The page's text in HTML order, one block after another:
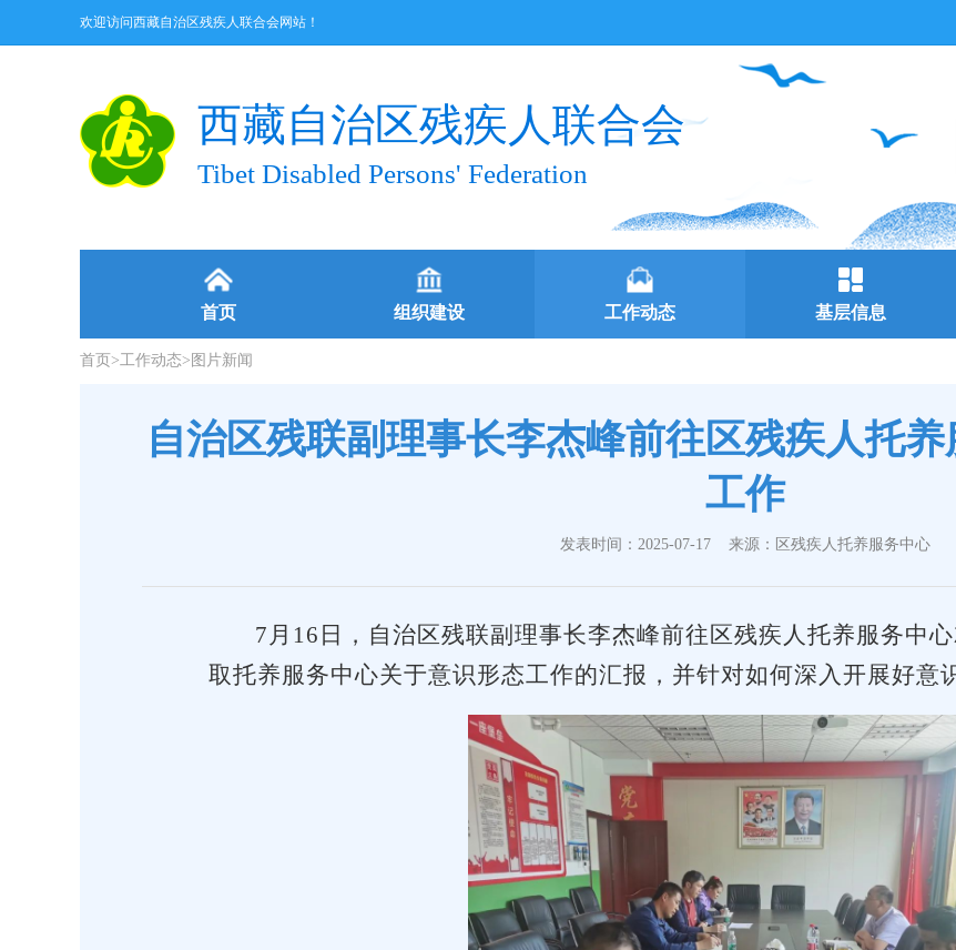
欢迎访问西藏自治区残疾人联合会网站！
西藏自治区残疾人联合会
Tibet Disabled Persons' Federation
首页 组织建设 工作动态 基层信息
首页 >工作动态> 图片新闻
自治区残联副理事长李杰峰前往区残疾人托
工作
发表时间：2025-07-17 来源：区残疾人托养服务中心
7月16日，自治区残联副理事长李杰峰前往区残疾人托养服务中
取托养服务中心关于意识形态工作的汇报，并针对如何深入开展好意